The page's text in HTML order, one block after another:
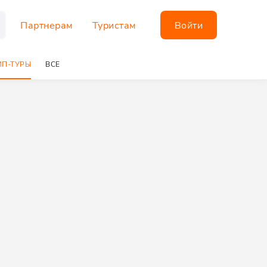
Партнерам Туристам Войти
ТУРЫ ВСЕ